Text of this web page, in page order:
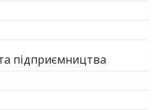
підприємництва